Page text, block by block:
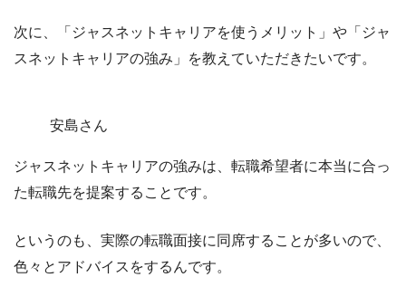
次に、 「ジャスネットキャリアを使うメリット」 や 「ジャ
スネットキャリアの強み」
を教えていただきたいです。
安島さん
ジャスネットキャリアの強みは、転職希望者に本当に合っ
た転職先を提案することです。
というのも、実際の転職面接に同席することが多いので、
色々とアドバイスをするんです。